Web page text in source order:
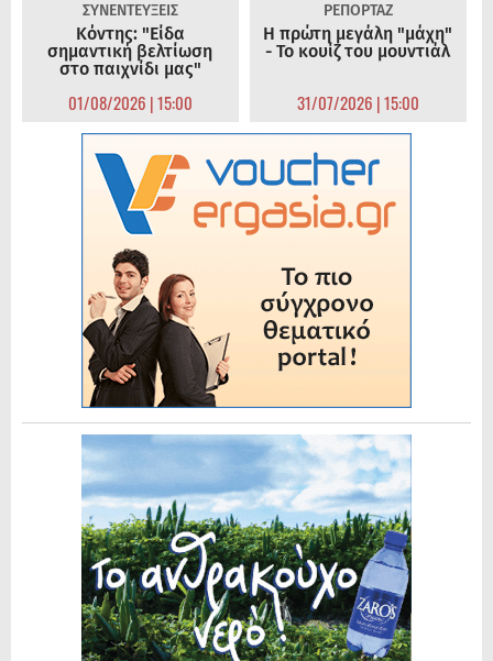
ΣΥΝΕΝΤΕΥΞΕΙΣ
Κόντης: "Είδα
σημαντική βελτίωση
στο παιχνίδι μας"
01/08/2026 | 15:00
ΡΕΠΟΡΤΑΖ
Η πρώτη μεγάλη "μάχη"
- Το κουίζ του μουντιάλ
31/07/2026 | 15:00